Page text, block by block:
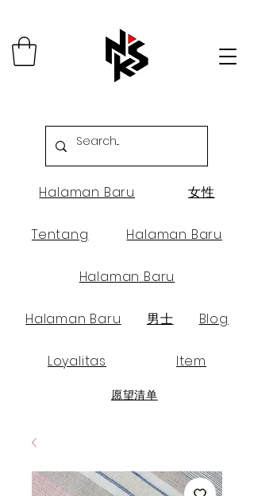
Halaman Baru 女性
Tentang Halaman Baru
Halaman Baru
Halaman Baru 男士 Blog
Loyalitas Item
愿望清单